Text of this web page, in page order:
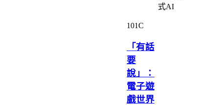
式AI
101C
「有話
要
說」：
電子遊
戲世界